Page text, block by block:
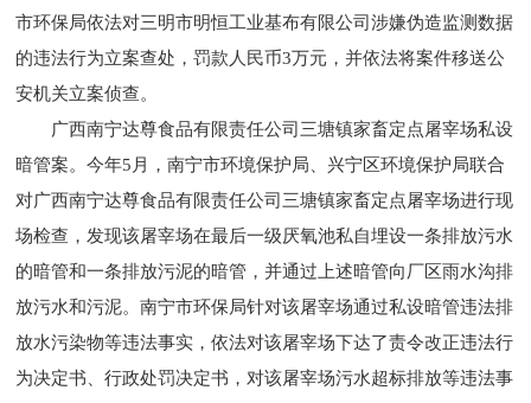
市环保局依法对三明市明恒工业基布有限公司涉嫌伪造监测数据
的违法行为立案查处，罚款人民币3万元，并依法将案件移送公
安机关立案侦查。
广西南宁达尊食品有限责任公司三塘镇家畜定点屠宰场私设
暗管案。今年5月，南宁市环境保护局、兴宁区环境保护局联合
对广西南宁达尊食品有限责任公司三塘镇家畜定点屠宰场进行现
场检查，发现该屠宰场在最后一级厌氧池私自埋设一条排放污水
的暗管和一条排放污泥的暗管，并通过上述暗管向厂区雨水沟排
放污水和污泥。南宁市环保局针对该屠宰场通过私设暗管违法排
放水污染物等违法事实，依法对该屠宰场下达了责令改正违法行
为决定书、行政处罚决定书，对该屠宰场污水超标排放等违法事